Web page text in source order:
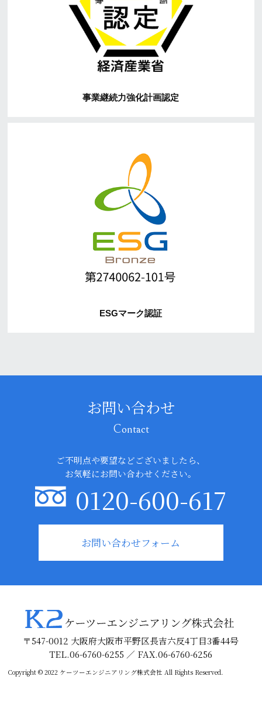
事業継続力強化計画認定
ESGマーク認証
お問い合わせ
Contact
ご不明点や要望などございましたら、
お気軽にお問い合わせください。
0120-600-617
お問い合わせフォーム
〒547-0012 大阪府大阪市平野区長吉六反4丁目3番44号
TEL.06-6760-6255 ／ FAX.06-6760-6256
Copyright © 2022 ケーツーエンジニアリング株式会社 All Rights Reserved.